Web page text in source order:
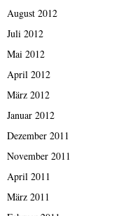
August 2012
Juli 2012
Mai 2012
April 2012
März 2012
Januar 2012
Dezember 2011
November 2011
April 2011
März 2011